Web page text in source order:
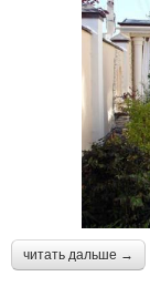
читать дальше →